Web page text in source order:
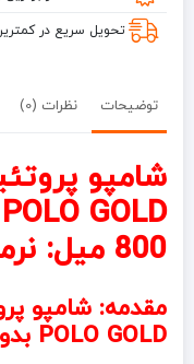
میل
تحویل سریع در
توضیحات نظرات (0)
شامپو
800 میل: نرمی و سلامت مو
مقدمه: شامپو
POLO GOLD بدون سولفات حجم 800 میل